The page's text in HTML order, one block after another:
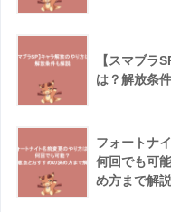
【スマブラ
は？解放条
フォートナ
何回でも可
め方まで解説